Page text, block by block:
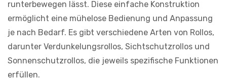
runterbewegen lässt. Diese einfache Konstruktion
ermöglicht eine mühelose Bedienung und Anpassung
je nach Bedarf. Es gibt verschiedene Arten von Rollos,
darunter Verdunkelungsrollos, Sichtschutzrollos und
Sonnenschutzrollos, die jeweils spezifische Funktionen
erfüllen.